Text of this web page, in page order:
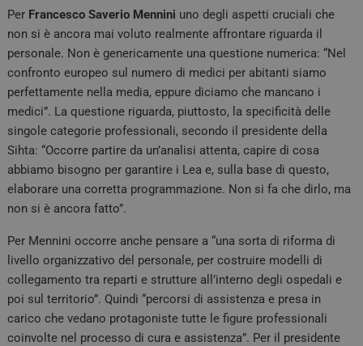
Per Francesco Saverio Mennini uno degli aspetti cruciali che
non si è ancora mai voluto realmente affrontare riguarda il
personale. Non è genericamente una questione numerica: “Nel
confronto europeo sul numero di medici per abitanti siamo
perfettamente nella media, eppure diciamo che mancano i
medici”. La questione riguarda, piuttosto, la specificità delle
singole categorie professionali, secondo il presidente della
Sihta: “Occorre partire da un’analisi attenta, capire di cosa
abbiamo bisogno per garantire i Lea e, sulla base di questo,
elaborare una corretta programmazione. Non si fa che dirlo, ma
non si è ancora fatto”.
Per Mennini occorre anche pensare a “una sorta di riforma di
livello organizzativo del personale, per costruire modelli di
collegamento tra reparti e strutture all’interno degli ospedali e
poi sul territorio”. Quindi “percorsi di assistenza e presa in
carico che vedano protagoniste tutte le figure professionali
coinvolte nel processo di cura e assistenza”. Per il presidente